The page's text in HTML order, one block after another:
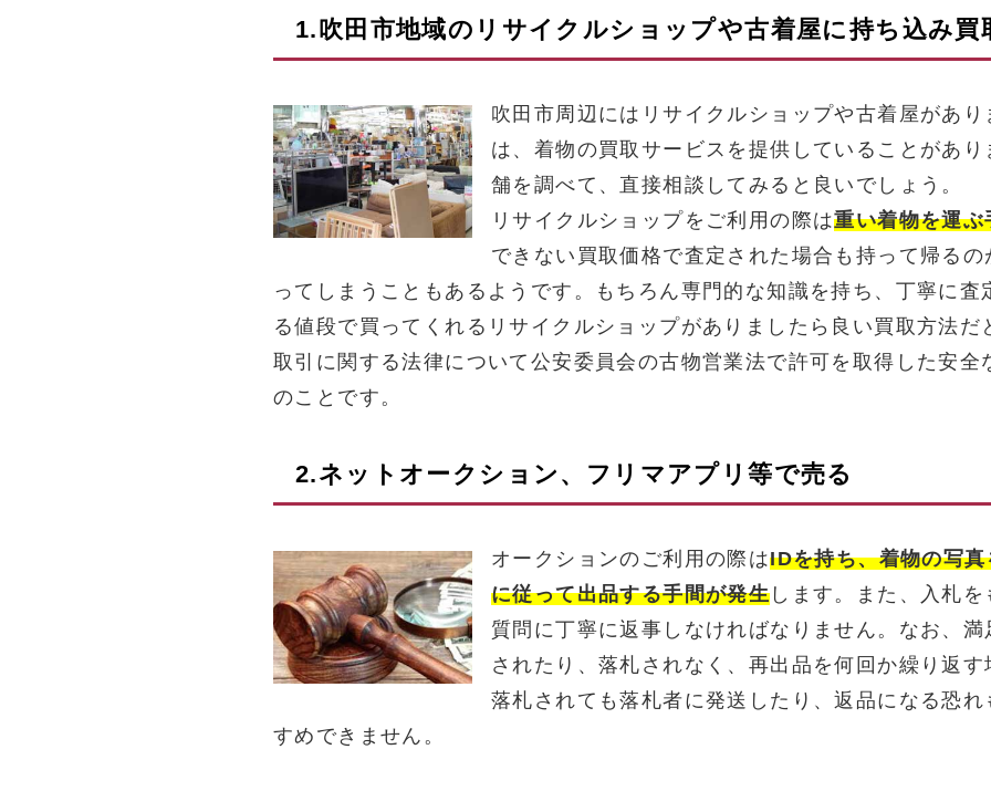
1.吹田市地域のリサイクルショップや古着屋に持ち込み買
吹田市周辺にはリサイクルショップや古着屋があ
は、着物の買取サービスを提供していることがあ
舗を調べて、直接相談してみると良いでしょう。
リサイクルショップをご利用の際は重い着物を運
できない買取価格で査定された場合も持って帰る
ってしまうこともあるようです。もちろん専門的な知識を持ち、丁寧に査
る値段で買ってくれるリサイクルショップがありましたら良い買取方法
取引に関する法律について公安委員会の古物営業法で許可を取得した安全
のことです。
2.ネットオークション、フリマアプリ等で売る
オークションのご利用の際はIDを持ち、着物の写
に従って出品する手間が発生 します。また、入札
質問に丁寧に返事しなければなりません。なお、
されたり、落札されなく、再出品を何回か繰り返
落札されても落札者に発送したり、返品になる恐
すめできません。